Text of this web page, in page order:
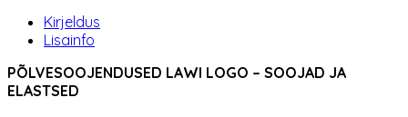
Kirjeldus
Lisainfo
PÕLVESOOJENDUSED LAWI LOGO – SOOJAD JA
ELASTSED